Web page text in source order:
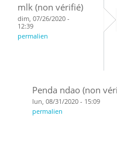
mlk (non vérifié)
dim, 07/26/2020 -
12:39
permalien
Penda ndao (non
lun, 08/31/2020 - 15:09
permalien